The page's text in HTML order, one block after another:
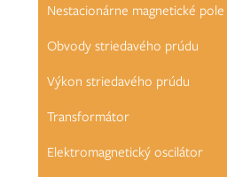
Nestacionárne magnetické pole
Obvody striedavého prúdu
Výkon striedavého prúdu
Transformátor
Elektromagnetický oscilátor